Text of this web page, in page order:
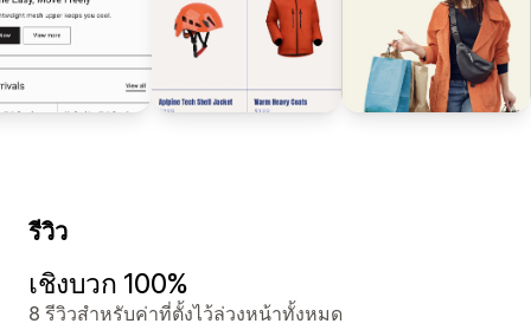
รีวิว
เชิงบวก 100%
8 รีวิวสำหรับค่าที่ตั้งไว้ล่วงหน้าทั้งหมด